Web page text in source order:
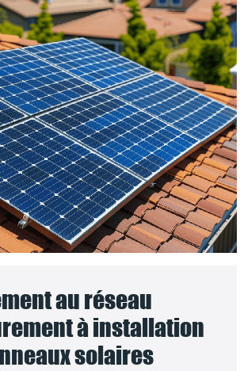
au réseau
à installation
solaires